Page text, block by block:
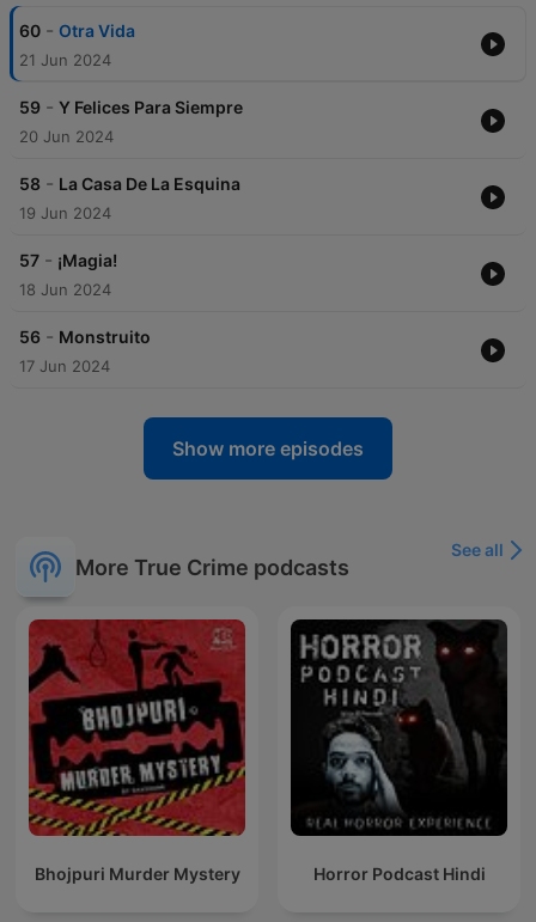
60 - Otra Vida
21 Jun 2024
59 - Y Felices Para Siempre
20 Jun 2024
58 - La Casa De La Esquina
19 Jun 2024
57 - ¡Magia!
18 Jun 2024
56 - Monstruito
17 Jun 2024
Show more episodes
More True Crime podcasts
See all
Bhojpuri Murder Mystery Horror Podcast Hindi